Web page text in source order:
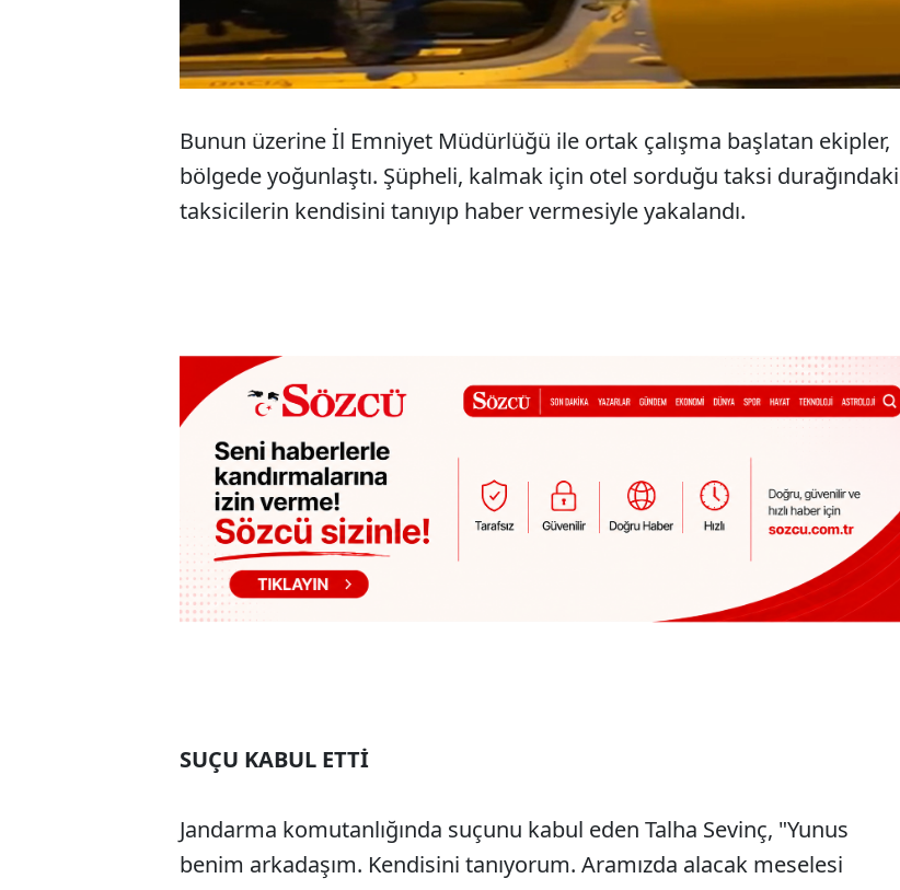
Bunun üzerine İl Emniyet Müdürlüğü ile ortak çalışma başlatan ekipler,
bölgede yoğunlaştı. Şüpheli, kalmak için otel sorduğu taksi durağındaki
taksicilerin kendisini tanıyıp haber vermesiyle yakalandı.
SUÇU KABUL ETTİ
Jandarma komutanlığında suçunu kabul eden Talha Sevinç, "Yunus
benim arkadaşım. Kendisini tanıyorum. Aramızda alacak meselesi